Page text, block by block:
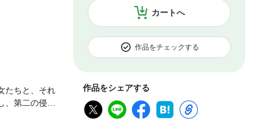
カートへ
作品をチェックする
作品をシェアする
たちと、それ
第二の侵蝕
は思わぬ方